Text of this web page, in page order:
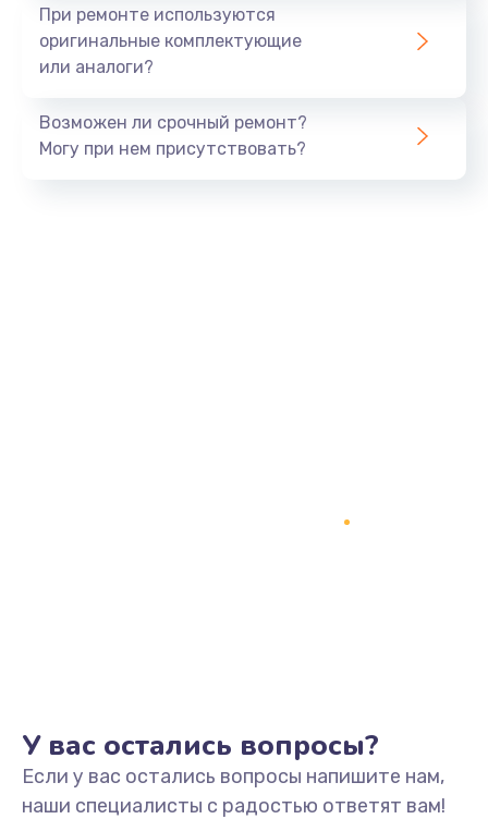
800 руб.
Тюнинг динамиков
Модернизация
2100 руб.
При ремонте используются
оригинальные комплектующие
или аналоги?
Возможен ли срочный ремонт?
Могу при нем присутствовать?
У вас остались вопросы?
Если у вас остались вопросы напишите нам,
наши специалисты с радостью ответят вам!